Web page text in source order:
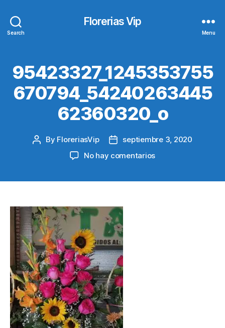
Search
Florerias Vip
Menu
95423327_1245353755
670794_54240263445
62360320_o
Post
By FloreriasVip
Postseptiembre 3, 2020
No hay comentariosen